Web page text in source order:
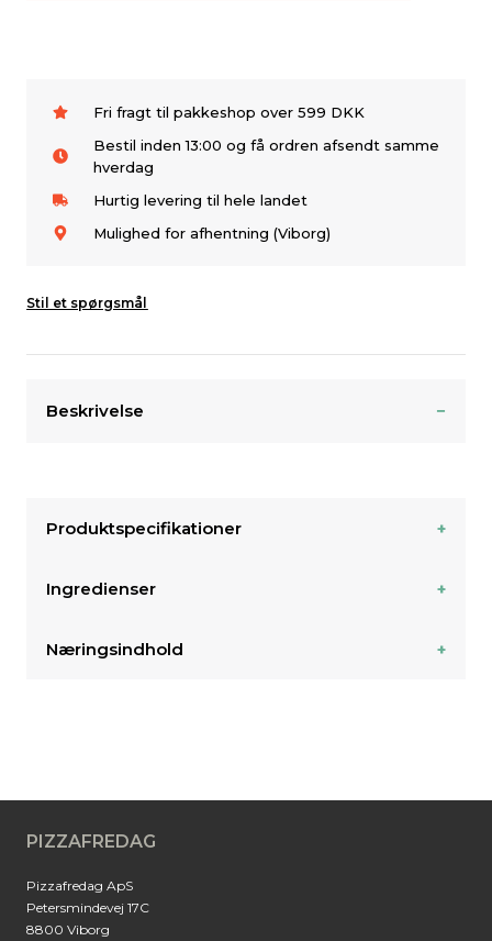
Fri fragt til pakkeshop over 599 DKK
Bestil inden 13:00 og få ordren afsendt samme
hverdag
Hurtig levering til hele landet
Mulighed for afhentning (Viborg)
Stil et spørgsmål
Beskrivelse
Produktspecifikationer
Ingredienser
Næringsindhold
PIZZAFREDAG
Pizzafredag ApS
Petersmindevej 17C
8800 Viborg